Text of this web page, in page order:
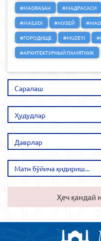
#MADRASAH
#МАДРАСАСИ
#MASJIDI
#МУЗЕЙ
#ГОРОДИЩЕ
#MUZEYI
#АРХИТЕКТУРНЫЙ ПАМЯТНИК
Саралаш
Ҳудудлар
Даврлар
Ҳеч қандай